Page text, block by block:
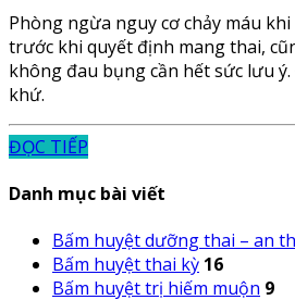
Phòng ngừa nguy cơ chảy máu
trước khi quyết định mang thai,
không đau bụng cần hết sức lưu
khứ.
ĐỌC TIẾP
Danh mục bài viết
Bấm huyệt dưỡng thai – an
Bấm huyệt thai kỳ 16
Bấm huyệt trị hiếm muộn 9